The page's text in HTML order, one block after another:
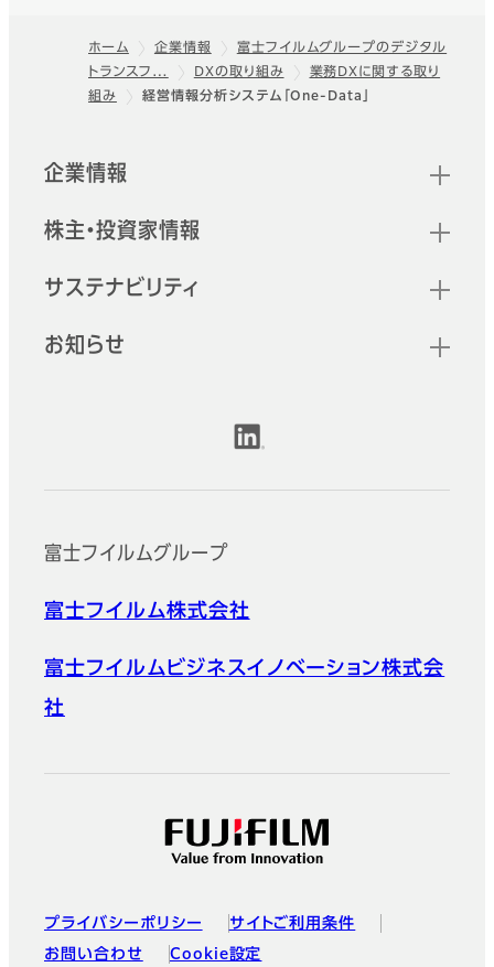
フッター
ホーム 企業情報
富士フイルムグループのデジタル
トランスフ…
DXの取り組み
業務DXに関する取り
組み
経営情報分析システム「One-Data」
クイックリンク
企業情報
株主・投資家情報
サステナビリティ
お知らせ
富士フイルムグループ
富士フイルム株式会社
富士フイルムビジネスイノベーション株式会
社
プライバシーポリシー
サイトご利用条件
お問い合わせ
Cookie設定